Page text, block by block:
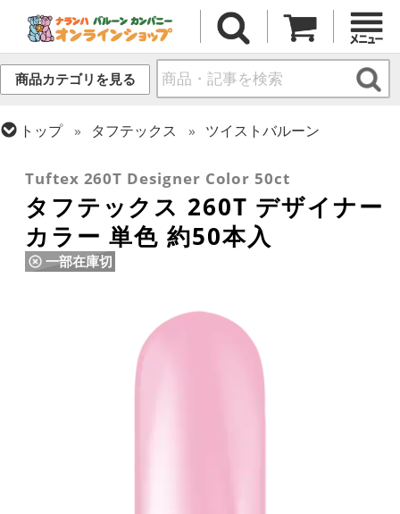
商品カテゴリを見る
トップ タフテックス
ツイストバルーン
Tuftex 260T Designer Color 50ct
タフテックス 260T デザイナー
カラー 単色 約50本入
一部在庫切